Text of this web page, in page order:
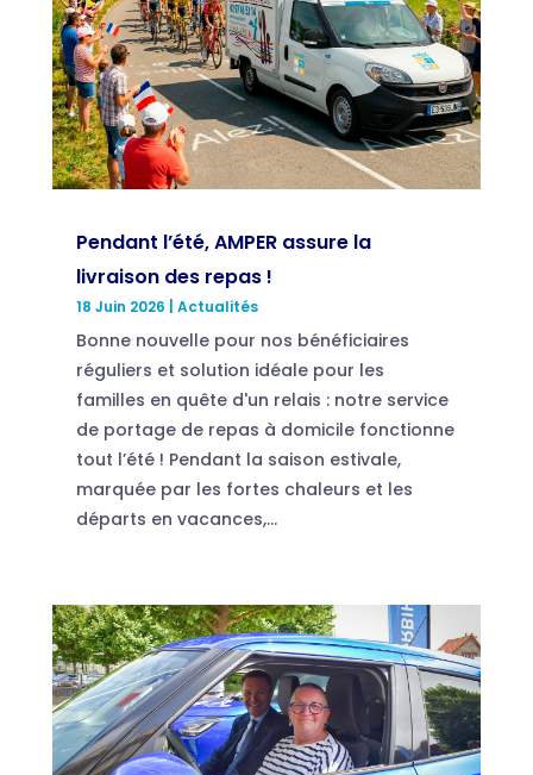
Pendant l’été, AMPER assure la
livraison des repas !
18 Juin 2026 Actualités
Bonne nouvelle pour nos bénéficiaires
réguliers et solution idéale pour les
familles en quête d'un relais : notre service
de portage de repas à domicile fonctionne
tout l’été ! Pendant la saison estivale,
marquée par les fortes chaleurs et les
départs en vacances,...